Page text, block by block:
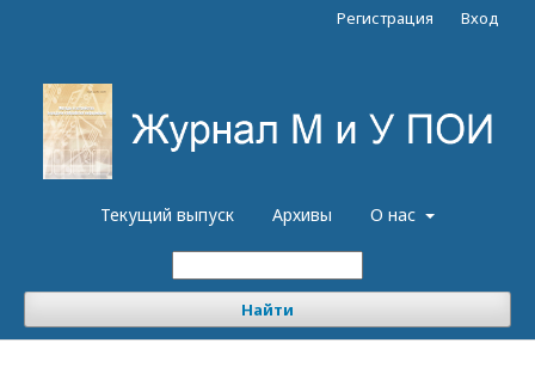
Текущий выпуск Архивы О нас
Найти
Регистрация Вход